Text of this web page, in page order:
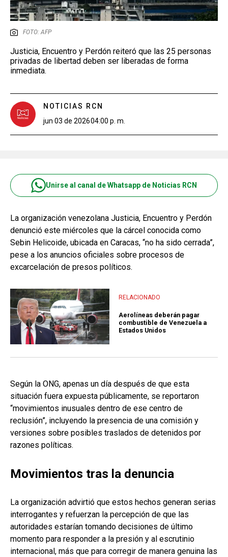
FOTO: AFP
Justicia, Encuentro y Perdón reiteró que las 25 personas
privadas de libertad deben ser liberadas de forma
inmediata.
NOTICIAS RCN
jun 03 de 202604:00 p. m.
Unirse al canal de Whatsapp de Noticias RCN
La organización venezolana Justicia, Encuentro y Perdón
denunció este miércoles que la cárcel conocida como
Sebin Helicoide, ubicada en Caracas, “no ha sido cerrada”,
pese a los anuncios oficiales sobre procesos de
excarcelación de presos políticos.
RELACIONADO
Aerolíneas deberán pagar
combustible de Venezuela a
Estados Unidos
Según la ONG, apenas un día después de que esta
situación fuera expuesta públicamente, se reportaron
“movimientos inusuales dentro de ese centro de
reclusión”, incluyendo la presencia de una comisión y
versiones sobre posibles traslados de detenidos por
razones políticas.
Movimientos tras la denuncia
La organización advirtió que estos hechos generan serias
interrogantes y refuerzan la percepción de que las
autoridades estarían tomando decisiones de último
momento para responder a la presión y al escrutinio
internacional, más que para corregir de manera genuina las